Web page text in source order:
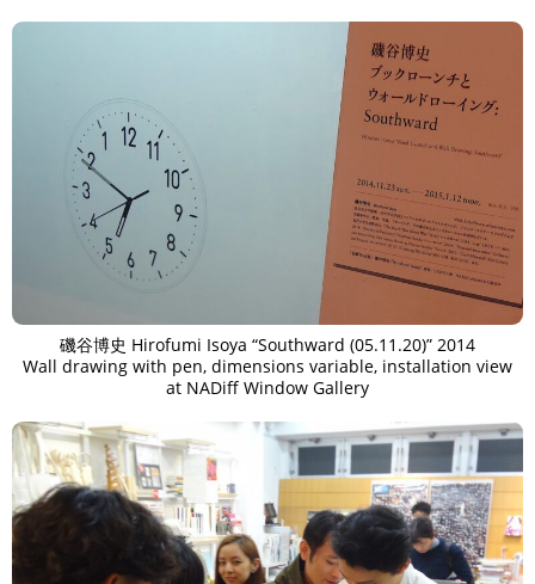
磯谷博史 Hirofumi Isoya “Southward (05.11.20)” 2014
Wall drawing with pen, dimensions variable, installation view
at NADiff Window Gallery